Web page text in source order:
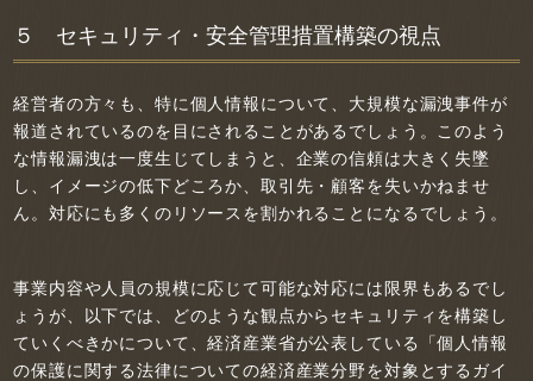
５ セキュリティ・安全管理措置構築の視点
経営者の方々も、特に個人情報について、大規模な漏洩事件が
報道されているのを目にされることがあるでしょう。このよう
な情報漏洩は一度生じてしまうと、企業の信頼は大きく失墜
し、イメージの低下どころか、取引先・顧客を失いかねませ
ん。対応にも多くのリソースを割かれることになるでしょう。
事業内容や人員の規模に応じて可能な対応には限界もあるでし
ょうが、以下では、どのような観点からセキュリティを構築し
ていくべきかについて、経済産業省が公表している「個人情報
の保護に関する法律についての経済産業分野を対象とするガイ